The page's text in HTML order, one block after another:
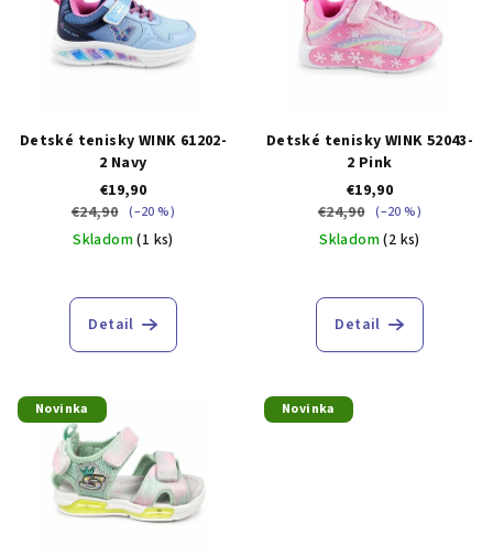
oDetské tenisky WINK 61202-
2 Navy
€19,90
€24,90 (–20 %)
Skladom(1 ks)
Detail
Detské tenisky WINK 52043-
2 Pink
€19,90
€24,90 (–20 %)
Skladom(2 ks)
Detail
Novinka Novinka